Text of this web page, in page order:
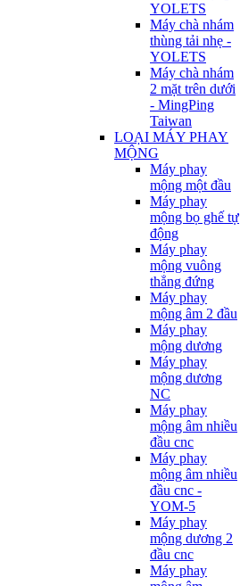
YOLETS
Máy chà nhám
thùng tải nhẹ -
YOLETS
Máy chà nhám
2 mặt trên dưới
- MingPing
Taiwan
LOẠI MÁY PHAY
MỘNG
Máy phay
mộng một đầu
Máy phay
mộng bọ ghế tự
động
Máy phay
mộng vuông
thẳng đứng
Máy phay
mộng âm 2 đầu
Máy phay
mộng dương
Máy phay
mộng dương
NC
Máy phay
mộng âm nhiều
đầu cnc
Máy phay
mộng âm nhiều
đầu cnc -
YOM-5
Máy phay
mộng dương 2
đầu cnc
Máy phay